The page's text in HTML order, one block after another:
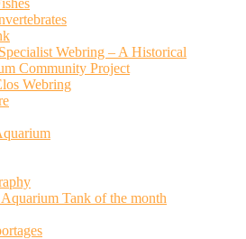
Webring – A Historical
Community Project
Webring
Tank of the month